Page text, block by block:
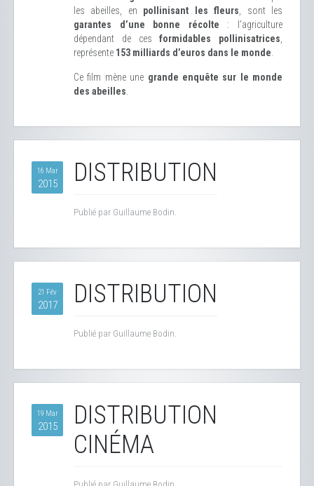
les abeilles, en pollinisant les fleurs , sont les
garantes d’une bonne récolte : l’agriculture
dépendant de cesformidables pollinisatrices
représente 153 milliards d’euros dans le monde
Ce film mène une grande enquête sur le monde
des abeilles
16 Mar
2015 DISTRIBUTION
Publié par Guillaume Bodin.
21 Fév
2017 DISTRIBUTION
Publié par Guillaume Bodin.
19 Mar
2015
DISTRIBUTION
CINÉMA